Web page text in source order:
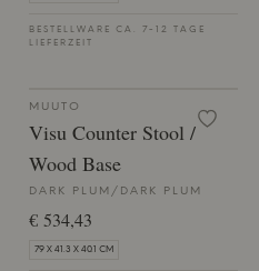
BESTELLWARE CA. 7-12 TAGE
LIEFERZEIT
MUUTO
Visu Counter Stool /
Wood Base
DARK PLUM/DARK PLUM
€ 534,43
79 X 41.3 X 40.1 CM